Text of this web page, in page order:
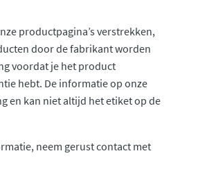
productpagina’s verstrekken,
door de fabrikant worden
voordat je het product
hebt. De informatie op onze
en kan niet altijd het etiket op de
neem gerust contact met